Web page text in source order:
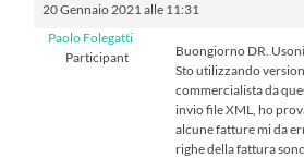
20 Gennaio 2021 alle 11:31
Paolo Folegatti
Participant
Buongiorno DR. Usoni
Sto utilizzando
commercialista da
invio file XML, ho
alcune fatture mi da
righe della fattura